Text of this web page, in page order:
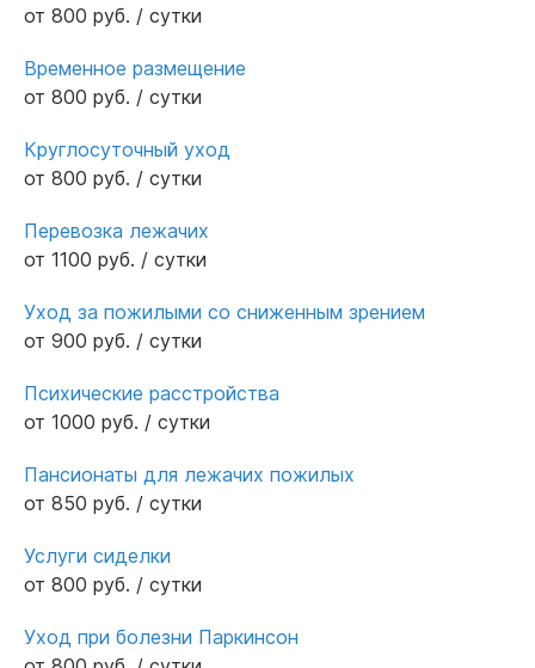
от 800 руб. / сутки
Временное размещение
от 800 руб. / сутки
Круглосуточный уход
от 800 руб. / сутки
Перевозка лежачих
от 1100 руб. / сутки
Уход за пожилыми со сниженным зрением
от 900 руб. / сутки
Психические расстройства
от 1000 руб. / сутки
Пансионаты для лежачих пожилых
от 850 руб. / сутки
Услуги сиделки
от 800 руб. / сутки
Уход при болезни Паркинсон